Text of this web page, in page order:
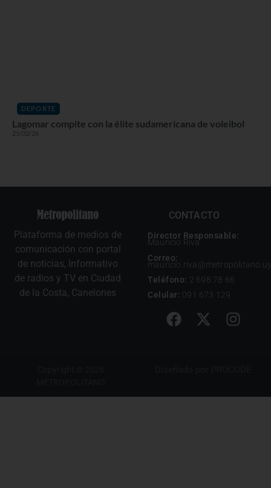
DEPORTE
Lagomar compite con la élite sudamericana de voleibol
25/02/26
Plataforma de medios de
comunicación con portal
de noticias, Informativo
de radios y TV en Ciudad
de la Costa, Canelones
CONTACTO
Director Responsable:
Mauricio Riva
Correo:
mauricio.riva@metropolitano.uy
Teléfono: 2 698 78 66
Celular: 091 673 129